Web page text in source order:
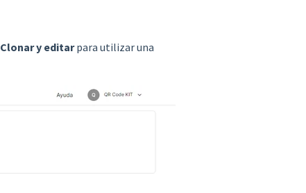
Clonar y editarpara utilizar una